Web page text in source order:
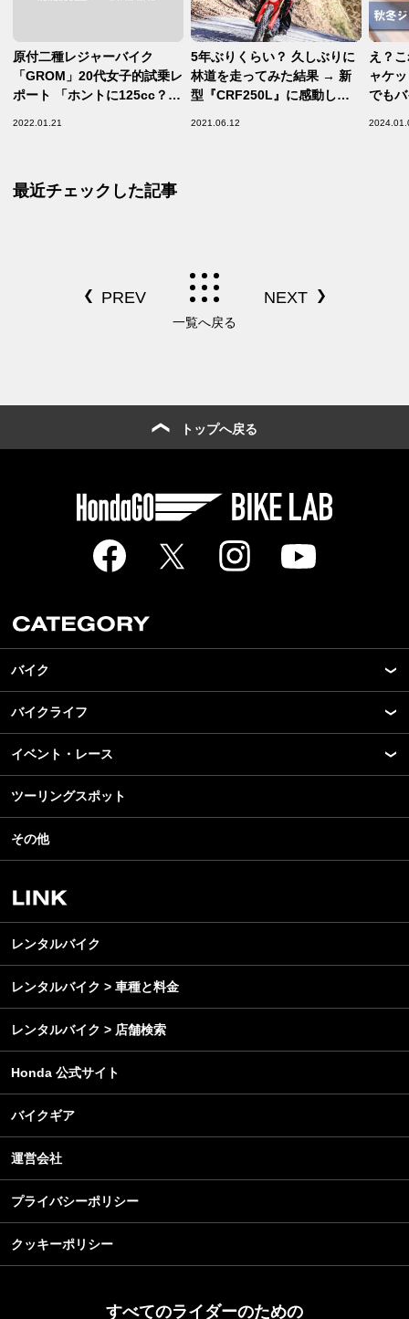
原付二種レジャーバイク
「GROM」20代女子的試乗レ
ポート 「ホントに125cc？
2022.01.21
5年ぶりくらい？ 久しぶりに
林道を走ってみた結果 → 新
型『CRF250L』に感動した
2021.06.12
え？
ャケ
でも
最近チェックした記事
一覧へ戻る
トップへ戻る
バイク
New Model Show
モデル情報
カスタマイズパーツ
テクノロジー
名車・旧車
ビジネス
バイクライフ
アプリ
ライディングギア
ツーリング
アウトドア
レンタルバイク
イベント・レース
モータースポーツ
イベント
スクール・レッスン
ツーリングスポット
その他
レンタルバイク
レンタルバイク > 車種と料金
レンタルバイク > 店舗検索
Honda 公式サイト
バイクギア
運営会社
プライバシーポリシー
クッキーポリシー
すべてのライダーのための